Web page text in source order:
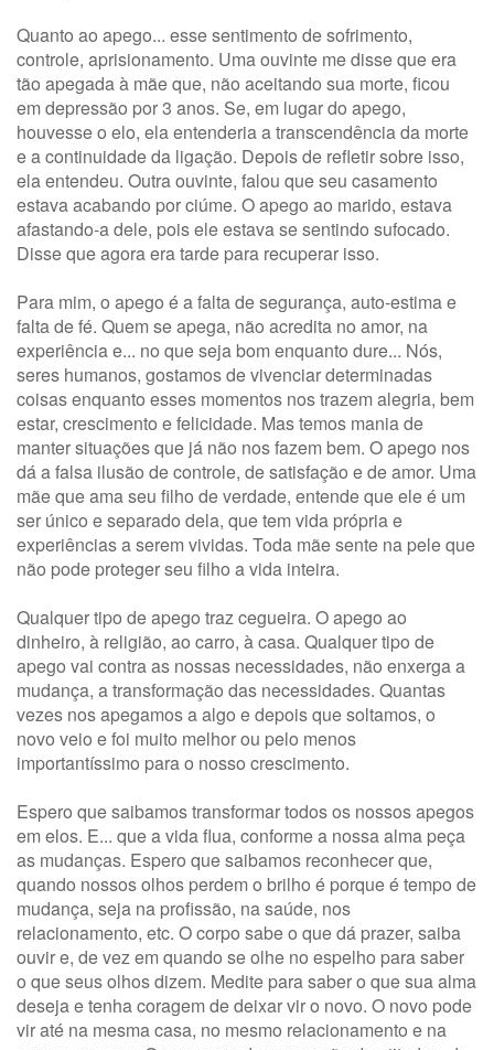
Quanto ao apego... esse sentimento de sofrimento,
controle, aprisionamento. Uma ouvinte me disse que era
tão apegada à mãe que, não aceitando sua morte, ficou
em depressão por 3 anos. Se, em lugar do apego,
houvesse o elo, ela entenderia a transcendência da morte
e a continuidade da ligação. Depois de refletir sobre isso,
ela entendeu. Outra ouvinte, falou que seu casamento
estava acabando por ciúme. O apego ao marido, estava
afastando-a dele, pois ele estava se sentindo sufocado.
Disse que agora era tarde para recuperar isso.
Para mim, o apego é a falta de segurança, auto-estima e
falta de fé. Quem se apega, não acredita no amor, na
experiência e... no que seja bom enquanto dure... Nós,
seres humanos, gostamos de vivenciar determinadas
coisas enquanto esses momentos nos trazem alegria, bem
estar, crescimento e felicidade. Mas temos mania de
manter situações que já não nos fazem bem. O apego nos
dá a falsa ilusão de controle, de satisfação e de amor. Uma
mãe que ama seu filho de verdade, entende que ele é um
ser único e separado dela, que tem vida própria e
experiências a serem vividas. Toda mãe sente na pele que
não pode proteger seu filho a vida inteira.
Qualquer tipo de apego traz cegueira. O apego ao
dinheiro, à religião, ao carro, à casa. Qualquer tipo de
apego vai contra as nossas necessidades, não enxerga a
mudança, a transformação das necessidades. Quantas
vezes nos apegamos a algo e depois que soltamos, o
novo veio e foi muito melhor ou pelo menos
importantíssimo para o nosso crescimento.
Espero que saibamos transformar todos os nossos apegos
em elos. E... que a vida flua, conforme a nossa alma peça
as mudanças. Espero que saibamos reconhecer que,
quando nossos olhos perdem o brilho é porque é tempo de
mudança, seja na profissão, na saúde, nos
relacionamento, etc. O corpo sabe o que dá prazer, saiba
ouvir e, de vez em quando se olhe no espelho para saber
o que seus olhos dizem. Medite para saber o que sua alma
deseja e tenha coragem de deixar vir o novo. O novo pode
vir até na mesma casa, no mesmo relacionamento e na